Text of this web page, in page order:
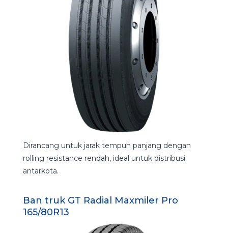
Dirancang untuk jarak tempuh panjang dengan
rolling resistance rendah, ideal untuk distribusi
antarkota.
Ban truk GT Radial Maxmiler Pro
165/80R13